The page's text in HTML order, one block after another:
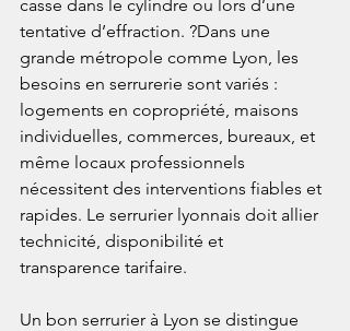
casse dans le cylindre ou lors d’une
tentative d’effraction. ?Dans une
grande métropole comme Lyon, les
besoins en serrurerie sont variés :
logements en copropriété, maisons
individuelles, commerces, bureaux, et
même locaux professionnels
nécessitent des interventions fiables et
rapides. Le serrurier lyonnais doit allier
technicité, disponibilité et
transparence tarifaire.
Un bon serrurier à Lyon se distingue